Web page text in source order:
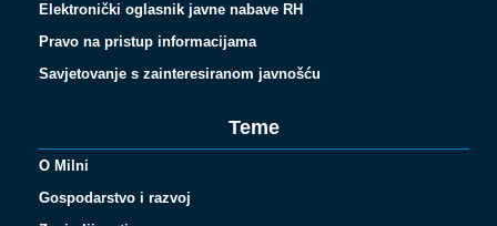
Elektronički oglasnik javne nabave RH
Pravo na pristup informacijama
Savjetovanje s zainteresiranom javnošću
Teme
O Milni
Gospodarstvo i razvoj